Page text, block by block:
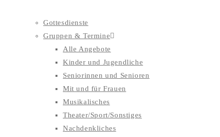
Gottesdienste
Gruppen & Termine
Alle Angebote
Kinder und Jugendliche
Seniorinnen und Senioren
Mit und für Frauen
Musikalisches
Theater/Sport/Sonstiges
Nachdenkliches